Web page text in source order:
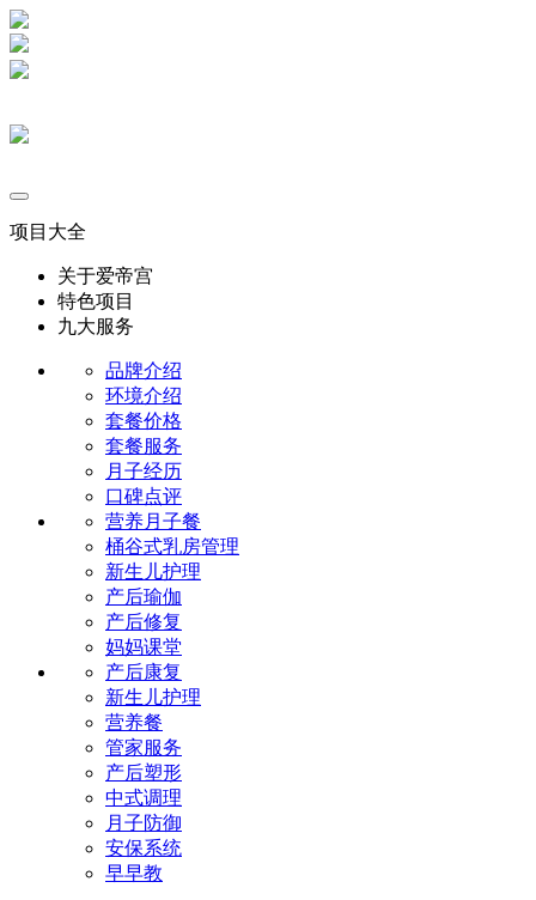
项目大全
关于爱帝宫
特色项目
九大服务
品牌介绍
环境介绍
套餐价格
套餐服务
月子经历
口碑点评
营养月子餐
桶谷式乳房管理
新生儿护理
产后瑜伽
产后修复
妈妈课堂
产后康复
新生儿护理
营养餐
管家服务
产后塑形
中式调理
月子防御
安保系统
早早教